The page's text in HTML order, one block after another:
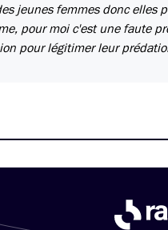
jeunes femmes donc elles
pour moi c'est une faute
pour légitimer leur